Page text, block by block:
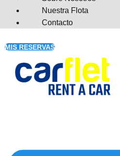
Nuestra Flota
Contacto
MIS RESERVAS